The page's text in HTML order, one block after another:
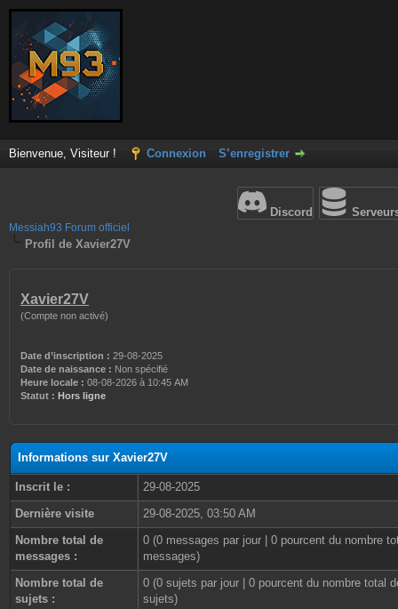
Bienvenue, Visiteur ! Connexion S’enregistrer
Discord
Messiah93 Forum officiel
Profil de Xavier27V
Xavier27V
(Compte non activé)
Date d’inscription : 29-08-2025
Date de naissance : Non spécifié
Heure locale : 08-08-2026 à 10:45 AM
Statut : Hors ligne
Informations sur Xavier27V
Inscrit le :
29-08-2025
Dernière visite
29-08-2025, 03:50 AM
Nombre total de
messages :
0 (0 messages par jour | 0 pourcent du nombre
messages)
Nombre total de
sujets :
0 (0 sujets par jour | 0 pourcent du nombre total
sujets)